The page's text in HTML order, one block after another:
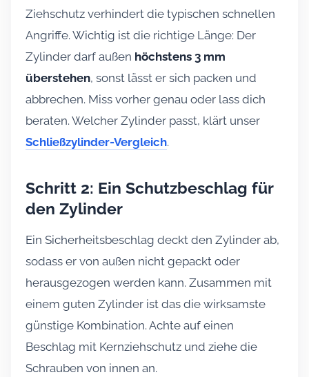
Ziehschutz verhindert die typischen schnellen
Angriffe. Wichtig ist die richtige Länge: Der
Zylinder darf außen höchstens 3 mm
überstehen, sonst lässt er sich packen und
abbrechen. Miss vorher genau oder lass dich
beraten. Welcher Zylinder passt, klärt unser
Schließzylinder-Vergleich.
Schritt 2: Ein Schutzbeschlag für
den Zylinder
Ein Sicherheitsbeschlag deckt den Zylinder ab,
sodass er von außen nicht gepackt oder
herausgezogen werden kann. Zusammen mit
einem guten Zylinder ist das die wirksamste
günstige Kombination. Achte auf einen
Beschlag mit Kernziehschutz und ziehe die
Schrauben von innen an.